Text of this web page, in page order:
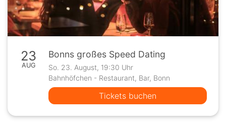
23
AUG
Bonns großes Speed Dating
So. 23. August, 19:30 Uhr
Bahnhöfchen - Restaurant, Bar, Bonn
Tickets buchen